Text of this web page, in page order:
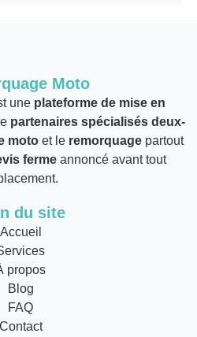
Moto
une plateforme de mise en
partenaires spécialisés deux-
moto et le remorquage partout
fermeannoncé avant tout
du site
Accueil
propos
Blog
FAQ
Contact